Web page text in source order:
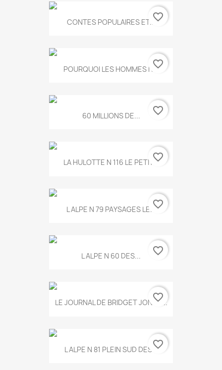
CONTES POPULAIRES ET...favorite_border
POURQUOI LES HOMMES N...favorite_border
60 MILLIONS DE... favorite_border
LA HULOTTE N 116 LE PETIT...favorite_border
L ALPE N 79 PAYSAGES LE...favorite_border
L ALPE N 60 DES... favorite_border
LE JOURNAL DE BRIDGET JONES...
favorite_border
L ALPE N 81 PLEIN SUD DES...favorite_border